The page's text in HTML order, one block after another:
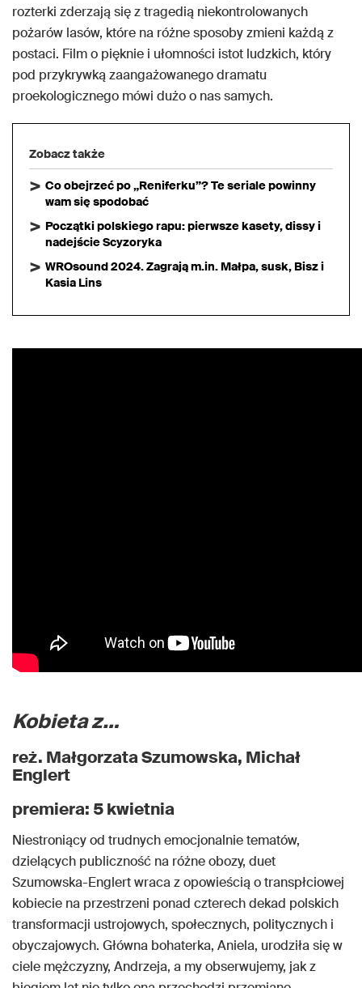
rozterki zderzają się z tragedią niekontrolowanych
pożarów lasów, które na różne sposoby zmieni każdą z
postaci. Film o pięknie i ułomności istot ludzkich, który
pod przykrywką zaangażowanego dramatu
proekologicznego mówi dużo o nas samych.
Zobacz także
Co obejrzeć po „Reniferku”? Te seriale powinny
wam się spodobać
Początki polskiego rapu: pierwsze kasety, dissy i
nadejście Scyzoryka
WROsound 2024. Zagrają m.in. Małpa, susk, Bisz i
Kasia Lins
Kobieta z…
reż. Małgorzata Szumowska, Michał
Englert
premiera: 5 kwietnia
Niestroniący od trudnych emocjonalnie tematów,
dzielących publiczność na różne obozy, duet
Szumowska-Englert wraca z opowieścią o transpłciowej
kobiecie na przestrzeni ponad czterech dekad polskich
transformacji ustrojowych, społecznych, politycznych i
obyczajowych. Główna bohaterka, Aniela, urodziła się w
ciele mężczyzny, Andrzeja, a my obserwujemy, jak z